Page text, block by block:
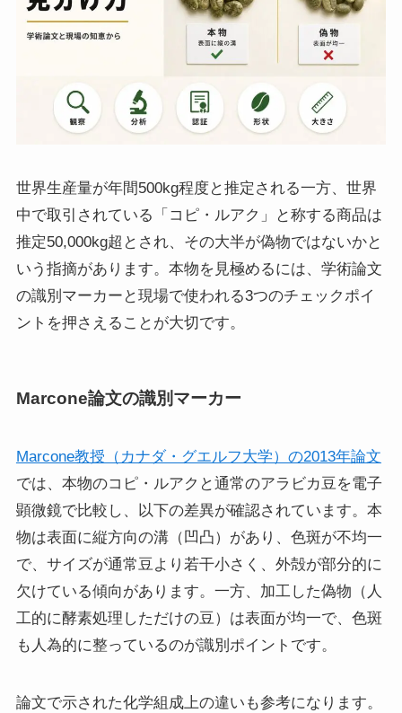
世界生産量が年間500kg程度と推定される一方、世界
中で取引されている「コピ・ルアク」と称する商品は
推定50,000kg超とされ、その大半が偽物ではないかと
いう指摘があります。本物を見極めるには、学術論文
の識別マーカーと現場で使われる3つのチェックポイ
ントを押さえることが大切です。
Marcone論文の識別マーカー
Marcone教授（カナダ・グエルフ大学）の2013年論文
では、本物のコピ・ルアクと通常のアラビカ豆を電子
顕微鏡で比較し、以下の差異が確認されています。本
物は表面に縦方向の溝（凹凸）があり、色斑が不均一
で、サイズが通常豆より若干小さく、外殻が部分的に
欠けている傾向があります。一方、加工した偽物（人
工的に酵素処理しただけの豆）は表面が均一で、色斑
も人為的に整っているのが識別ポイントです。
論文で示された化学組成上の違いも参考になります。